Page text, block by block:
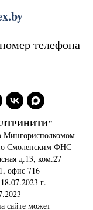
телефона
Мингорисполкомом
Смоленским ФНС
д.13, ком.27
офис 716
г.
сайте может